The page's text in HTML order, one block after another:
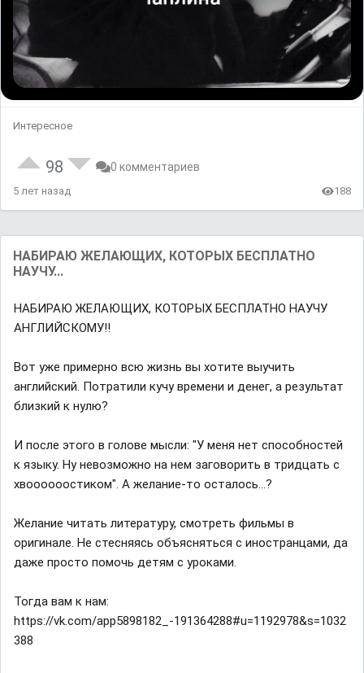
Интересное
98 0 комментариев
5 лет назад 188
НАБИРАЮ ЖЕЛАЮЩИХ, КОТОРЫХ БЕСПЛАТНО
НАУЧУ...
НАБИРАЮ ЖЕЛАЮЩИХ, КОТОРЫХ БЕСПЛАТНО НАУЧУ
АНГЛИЙСКОМУ‼
Вот уже примерно всю жизнь вы хотите выучить
английский. Потратили кучу времени и денег, а результат
близкий к нулю?
И после этого в голове мысли: "У меня нет способностей
к языку. Ну невозможно на нем заговорить в тридцать с
хвоооооостиком". А желание-то осталось...?
Желание читать литературу, смотреть фильмы в
оригинале. Не стесняясь объясняться с иностранцами, да
даже просто помочь детям с уроками.
Тогда вам к нам:
https://vk.com/app5898182_-191364288#u=1192978&s=1032
388